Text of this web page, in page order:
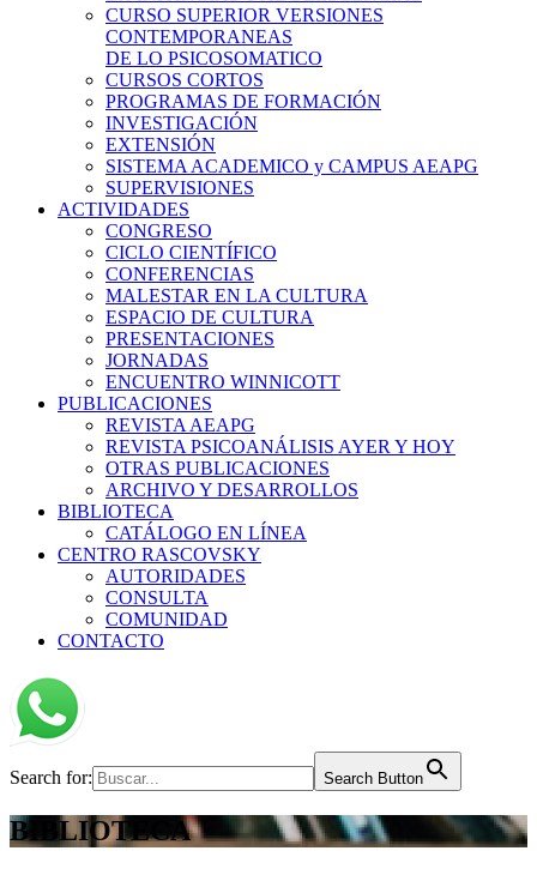
CURSO SUPERIOR VERSIONES
CONTEMPORANEAS
DE LO PSICOSOMATICO
CURSOS CORTOS
PROGRAMAS DE FORMACIÓN
INVESTIGACIÓN
EXTENSIÓN
SISTEMA ACADEMICO y CAMPUS AEAPG
SUPERVISIONES
ACTIVIDADES
CONGRESO
CICLO CIENTÍFICO
CONFERENCIAS
MALESTAR EN LA CULTURA
ESPACIO DE CULTURA
PRESENTACIONES
JORNADAS
ENCUENTRO WINNICOTT
PUBLICACIONES
REVISTA AEAPG
REVISTA PSICOANÁLISIS AYER Y HOY
OTRAS PUBLICACIONES
ARCHIVO Y DESARROLLOS
BIBLIOTECA
CATÁLOGO EN LÍNEA
CENTRO RASCOVSKY
AUTORIDADES
CONSULTA
COMUNIDAD
CONTACTO
Search for: Search Button
BIBLIOTECA